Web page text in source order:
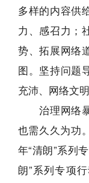
多样的内容供
力、感召力；
势、拓展网络
图。坚持问题
充沛、网络文
治理网络暴
也需久久为功
年“清朗”系列
朗”系列专项